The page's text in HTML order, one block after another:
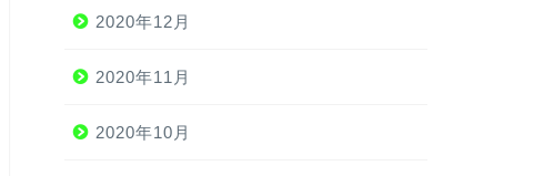
2020年12月
2020年11月
2020年10月